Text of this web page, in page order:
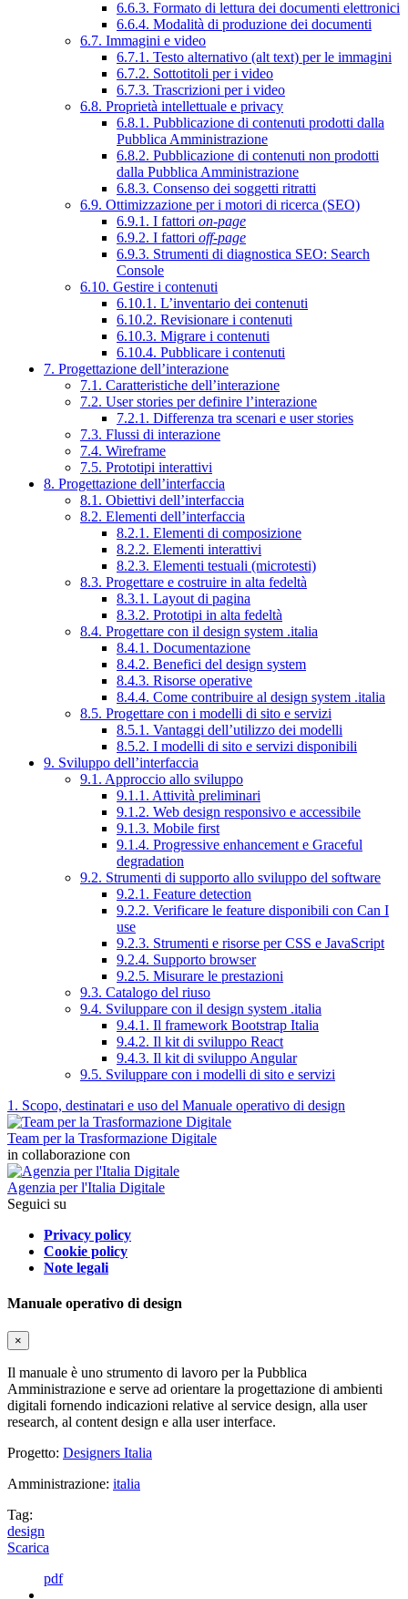
6.6.3. Formato di lettura dei documenti elettronici
6.6.4. Modalità di produzione dei documenti
6.7. Immagini e video
6.7.1. Testo alternativo (alt text) per le immagini
6.7.2. Sottotitoli per i video
6.7.3. Trascrizioni per i video
6.8. Proprietà intellettuale e privacy
6.8.1. Pubblicazione di contenuti prodotti dalla
Pubblica Amministrazione
6.8.2. Pubblicazione di contenuti non prodotti
dalla Pubblica Amministrazione
6.8.3. Consenso dei soggetti ritratti
6.9. Ottimizzazione per i motori di ricerca (SEO)
6.9.1. I fattori on-page
6.9.2. I fattori off-page
6.9.3. Strumenti di diagnostica SEO: Search
Console
6.10. Gestire i contenuti
6.10.1. L’inventario dei contenuti
6.10.2. Revisionare i contenuti
6.10.3. Migrare i contenuti
6.10.4. Pubblicare i contenuti
7. Progettazione dell’interazione
7.1. Caratteristiche dell’interazione
7.2. User stories per definire l’interazione
7.2.1. Differenza tra scenari e user stories
7.3. Flussi di interazione
7.4. Wireframe
7.5. Prototipi interattivi
8. Progettazione dell’interfaccia
8.1. Obiettivi dell’interfaccia
8.2. Elementi dell’interfaccia
8.2.1. Elementi di composizione
8.2.2. Elementi interattivi
8.2.3. Elementi testuali (microtesti)
8.3. Progettare e costruire in alta fedeltà
8.3.1. Layout di pagina
8.3.2. Prototipi in alta fedeltà
8.4. Progettare con il design system .italia
8.4.1. Documentazione
8.4.2. Benefici del design system
8.4.3. Risorse operative
8.4.4. Come contribuire al design system .italia
8.5. Progettare con i modelli di sito e servizi
8.5.1. Vantaggi dell’utilizzo dei modelli
8.5.2. I modelli di sito e servizi disponibili
9. Sviluppo dell’interfaccia
9.1. Approccio allo sviluppo
9.1.1. Attività preliminari
9.1.2. Web design responsivo e accessibile
9.1.3. Mobile first
9.1.4. Progressive enhancement e Graceful
degradation
9.2. Strumenti di supporto allo sviluppo del software
9.2.1. Feature detection
9.2.2. Verificare le feature disponibili con Can I
use
9.2.3. Strumenti e risorse per CSS e JavaScript
9.2.4. Supporto browser
9.2.5. Misurare le prestazioni
9.3. Catalogo del riuso
9.4. Sviluppare con il design system .italia
9.4.1. Il framework Bootstrap Italia
9.4.2. Il kit di sviluppo React
9.4.3. Il kit di sviluppo Angular
9.5. Sviluppare con i modelli di sito e servizi
1. Scopo, destinatari e uso del Manuale operativo di design
Team per la Trasformazione Digitale
in collaborazione con
Agenzia per l'Italia Digitale
Seguici su
Privacy policy
Cookie policy
Note legali
Manuale operativo di design
×
Il manuale è uno strumento di lavoro per la Pubblica
Amministrazione e serve ad orientare la progettazione di ambienti
digitali fornendo indicazioni relative al service design, alla user
research, al content design e alla user interface.
Progetto: Designers Italia
Amministrazione: italia
Tag:
design
Scarica
pdf